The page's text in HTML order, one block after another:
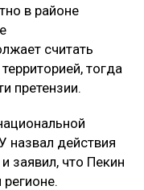
в районе
считать
тогда
претензии.
назвал действия
заявил, что Пекин